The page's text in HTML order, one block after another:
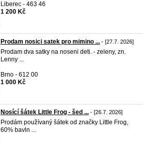
Liberec - 463 46
1 200 Kč
Prodam nosici satek pro mimino ... - [27.7. 2026]
Prodam dva satky na noseni deti. - zeleny, zn.
Lenny ...
Brno - 612 00
1 000 Kč
Nosící šátek Little Frog - šed ... - [26.7. 2026]
Prodám používaný šátek od značky Little Frog,
60% bavln ...